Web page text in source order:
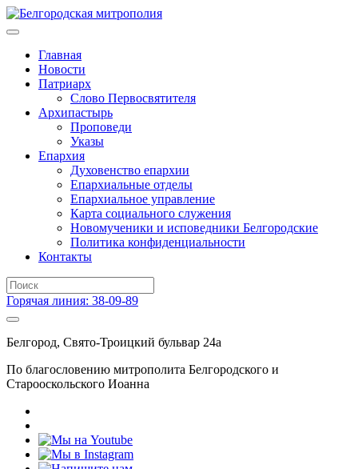
Главная
Новости
Патриарх
Слово Первосвятителя
Архипастырь
Проповеди
Указы
Епархия
Духовенство епархии
Епархиальные отделы
Епархиальное управление
Карта социального служения
Новомученики и исповедники Белгородские
Политика конфиденциальности
Контакты
Горячая линия: 38-09-89
Белгород, Свято-Троицкий бульвар 24а
По благословению митрополита Белгородского и
Старооскольского Иоанна